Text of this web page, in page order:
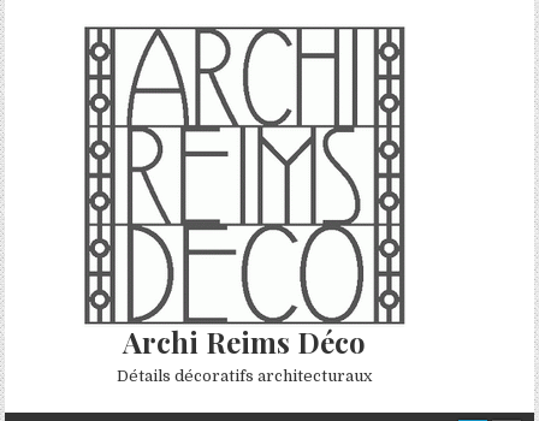
Skip to content
Archi Reims Déco
Détails décoratifs architecturaux